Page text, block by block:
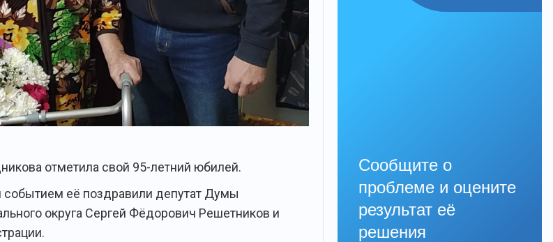
отметила свой 95-летний юбилей.
её поздравили депутат Думы
округа Сергей Фёдорович Решетников и
Сообщите о
проблеме и оцените
результат её
решения